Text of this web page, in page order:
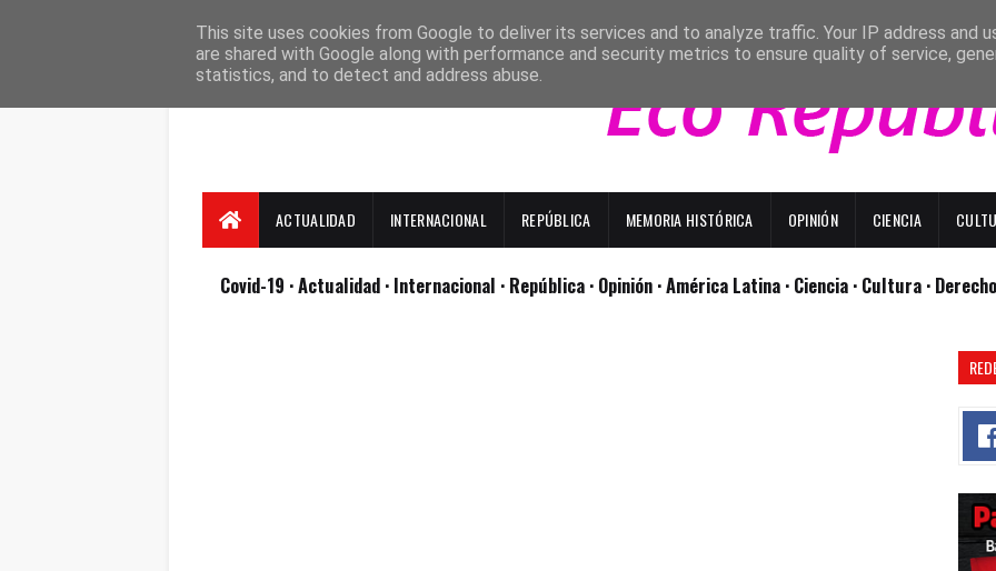
ACTUALIDAD INTERNACIONAL REPÚBLICA MEMORIA HISTÓRICA OPINIÓN CIENCIA
Covid-19 · Actualidad · Internacional · República · Opinión · América Latina · Ciencia · Cultura ·
This site uses cookies from Google to deliver its services and to analyze traffic. Your IP address and
are shared with Google along with performance and security metrics to ensure quality of service,
statistics, and to detect and address abuse.